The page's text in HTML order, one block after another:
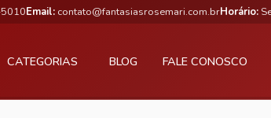
Email: contato@fantasiasrosemari.com.brHorário:
CATEGORIAS BLOG FALE CONOSCO